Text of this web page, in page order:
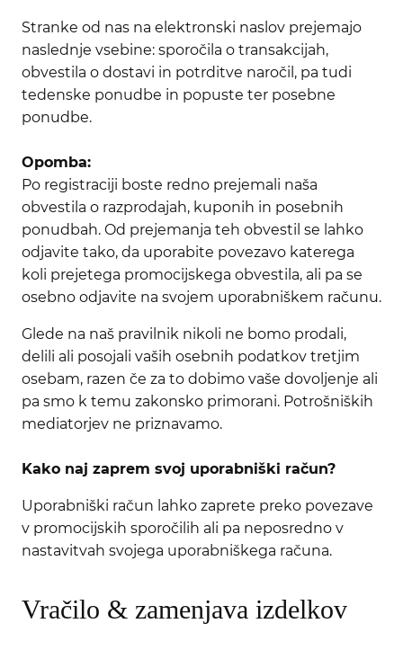
Stranke od nas na elektronski naslov prejemajo
naslednje vsebine: sporočila o transakcijah,
obvestila o dostavi in potrditve naročil, pa tudi
tedenske ponudbe in popuste ter posebne
ponudbe.
Opomba:
Po registraciji boste redno prejemali naša
obvestila o razprodajah, kuponih in posebnih
ponudbah. Od prejemanja teh obvestil se lahko
odjavite tako, da uporabite povezavo katerega
koli prejetega promocijskega obvestila, ali pa se
osebno odjavite na svojem uporabniškem računu.
Glede na naš pravilnik nikoli ne bomo prodali,
delili ali posojali vaših osebnih podatkov tretjim
osebam, razen če za to dobimo vaše dovoljenje ali
pa smo k temu zakonsko primorani. Potrošniških
mediatorjev ne priznavamo.
Kako naj zaprem svoj uporabniški račun?
Uporabniški račun lahko zaprete preko povezave
v promocijskih sporočilih ali pa neposredno v
nastavitvah svojega uporabniškega računa.
Vračilo & zamenjava izdelkov